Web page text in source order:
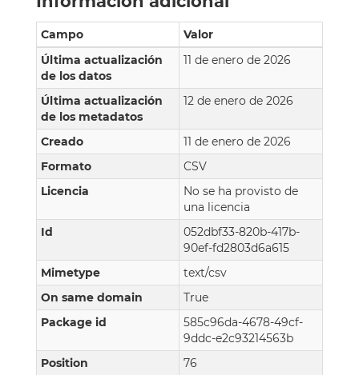
Campo
Valor
Última actualización
de los datos
11 de enero de 2026
Última actualización
de los metadatos
12 de enero de 2026
Creado
11 de enero de 2026
Formato
CSV
Licencia
No se ha provisto de
una licencia
Id
052dbf33-820b-417b-
90ef-fd2803d6a615
Mimetype
text/csv
On same domain
True
Package id
585c96da-4678-49cf-
9ddc-e2c93214563b
Position
76